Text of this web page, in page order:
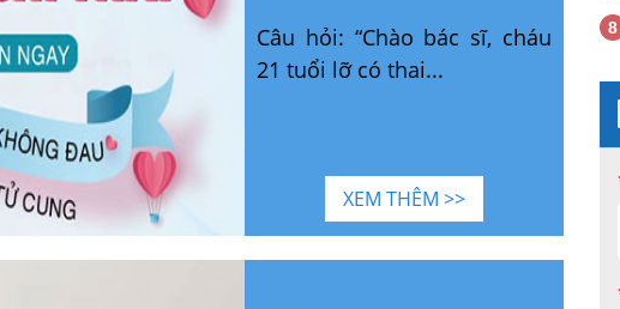
Câu hỏi: “Chào bác sĩ, cháu
21 tuổi lỡ có thai...
XEM THÊM >>